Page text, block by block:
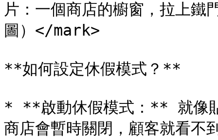
片：一個商店的櫥窗，拉上鐵
圖）</mark>
**如何設定休假模式？**
* **啟動休假模式：** 就像
商店會暫時關閉，顧客就看不